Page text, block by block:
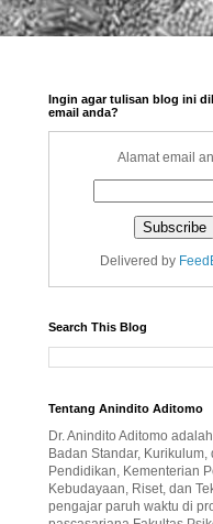
Ingin agar tulisan blog ini
email anda?
Alamat email
Delivered by
Search This Blog
Tentang Anindito Aditomo
Dr. Anindito Aditomo
Badan Standar, Kurikulum,
Pendidikan, Kementerian
Kebudayaan, Riset, dan
pengajar paruh waktu di